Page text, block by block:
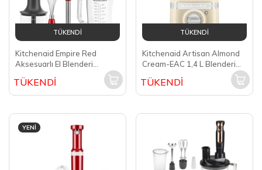
TÜKENDİ
Kitchenaid Empire Red
Aksesuarlı El Blenderi
TÜKENDİ
TÜKENDİ
Kitchenaid Artisan Almond
Cream-EAC 1,4 L Blenderi
TÜKENDİ
YENI